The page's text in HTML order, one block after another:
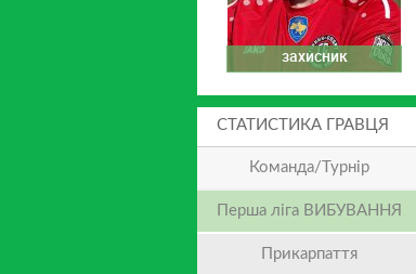
захисник
СТАТИСТИКА ГРАВЦЯ
Команда/Турнір
Перша ліга ВИБУВАННЯ
Прикарпаття